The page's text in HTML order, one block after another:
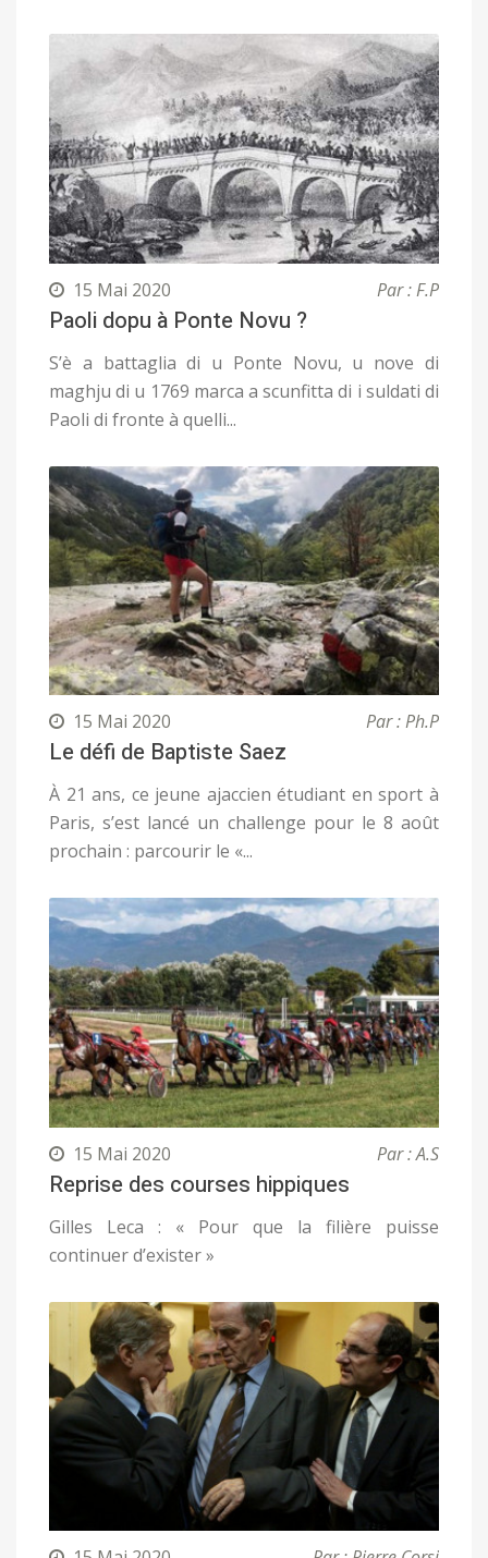
15 Mai 2020 Par : F.P
Paoli dopu à Ponte Novu ?
S’è a battaglia di u Ponte Novu, u nove di
maghju di u 1769 marca a scunfitta di i suldati di
Paoli di fronte à quelli...
15 Mai 2020 Par : Ph.P
Le défi de Baptiste Saez
À 21 ans, ce jeune ajaccien étudiant en sport à
Paris, s’est lancé un challenge pour le 8 août
prochain : parcourir le «...
15 Mai 2020 Par : A.S
Reprise des courses hippiques
Gilles Leca : « Pour que la filière puisse
continuer d’exister »